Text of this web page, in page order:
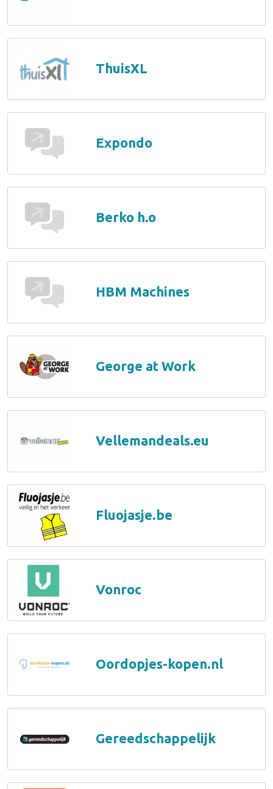
ThuisXL
Expondo
Berko h.o
HBM Machines
George at Work
Vellemandeals.eu
Fluojasje.be
Vonroc
Oordopjes-kopen.nl
Gereedschappelijk